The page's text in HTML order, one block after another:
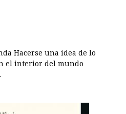
Hacerse una idea de lo
el interior del mundo